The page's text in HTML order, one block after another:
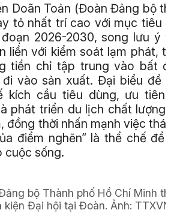
Doãn Toản (Đoàn Đảng bộ
tỏ nhất trí cao với mục tiêu
2026-2030, song lưu ý
liền với kiểm soát lạm phát,
tiền chỉ tập trung vào bất
vào sản xuất. Đại biểu đề
kích cầu tiêu dùng, ưu tiên
phát triển du lịch chất lượng
đồng thời nhấn mạnh việc
điểm nghẽn” là thể chế để
cuộc sống.
bộ Thành phố Hồ Chí Minh
kiện Đại hội tại Đoàn. Ảnh: TTXVN